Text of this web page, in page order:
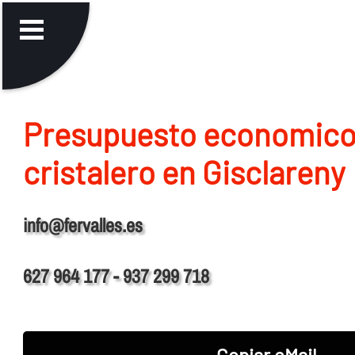
Presupuesto
cristalero en Gisclareny
info@fervalles.es
627 964 177 - 937 299 718